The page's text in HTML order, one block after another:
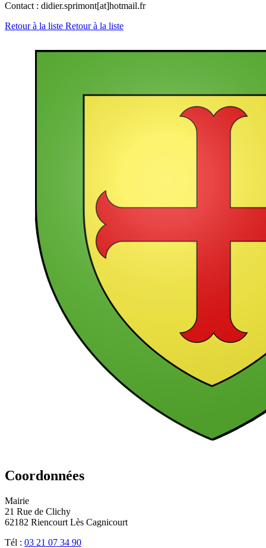
Contact : didier.sprimont[at]hotmail.fr
Retour à la liste Retour à la liste
Coordonnées
Mairie
21 Rue de Clichy
62182 Riencourt Lès Cagnicourt
Tél : 03 21 07 34 90